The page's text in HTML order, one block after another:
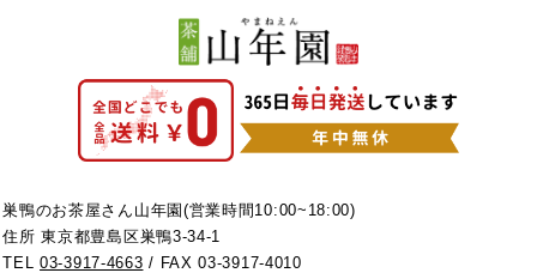
巣鴨のお茶屋さん山年園(営業時間10:00~18:00)
住所 東京都豊島区巣鴨3-34-1
TEL03-3917-4663 / FAX 03-3917-4010